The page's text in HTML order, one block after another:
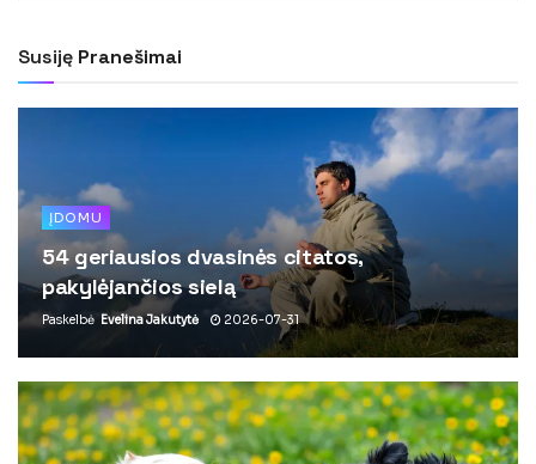
Susiję Pranešimai
ĮDOMU
54 geriausios dvasinės citatos,
pakylėjančios sielą
Paskelbė Evelina Jakutytė 2026-07-31